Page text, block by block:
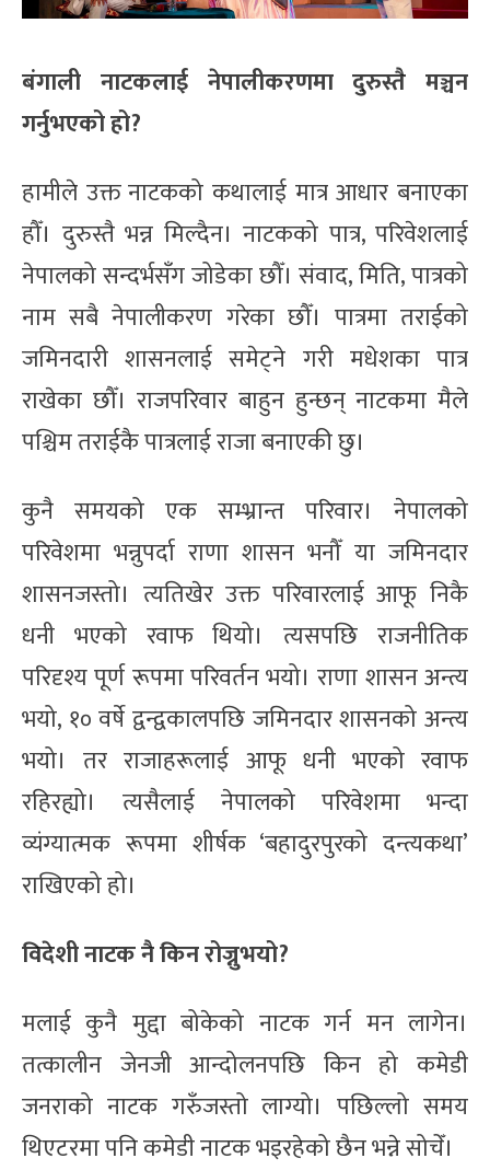
बंगाली नाटकलाई नेपालीकरणमा दुरुस्तै मञ्चन
गर्नुभएको हो?
हामीले उक्त नाटकको कथालाई मात्र आधार बनाएका
हौँ। दुरुस्तै भन्न मिल्दैन। नाटकको पात्र, परिवेशलाई
नेपालको सन्दर्भसँग जोडेका छौँ। संवाद, मिति, पात्रको
नाम सबै नेपालीकरण गरेका छौँ। पात्रमा तराईको
जमिनदारी शासनलाई समेट्ने गरी मधेशका पात्र
राखेका छौँ। राजपरिवार बाहुन हुन्छन् नाटकमा मैले
पश्चिम तराईकै पात्रलाई राजा बनाएकी छु।
कुनै समयको एक सम्भ्रान्त परिवार। नेपालको
परिवेशमा भन्नुपर्दा राणा शासन भनौँ या जमिनदार
शासनजस्तो। त्यतिखेर उक्त परिवारलाई आफू निकै
धनी भएको रवाफ थियो। त्यसपछि राजनीतिक
परिदृश्य पूर्ण रूपमा परिवर्तन भयो। राणा शासन अन्त्य
भयो, १० वर्षे द्वन्द्वकालपछि जमिनदार शासनको अन्त्य
भयो। तर राजाहरूलाई आफू धनी भएको रवाफ
रहिरह्यो। त्यसैलाई नेपालको परिवेशमा भन्दा
व्यंग्यात्मक रूपमा शीर्षक ‘बहादुरपुरको दन्त्यकथा’
राखिएको हो।
विदेशी नाटक नै किन रोज्नुभयो?
मलाई कुनै मुद्दा बोकेको नाटक गर्न मन लागेन।
तत्कालीन जेनजी आन्दोलनपछि किन हो कमेडी
जनराको नाटक गरुँजस्तो लाग्यो। पछिल्लो समय
थिएटरमा पनि कमेडी नाटक भइरहेको छैन भन्ने सोचेँ।